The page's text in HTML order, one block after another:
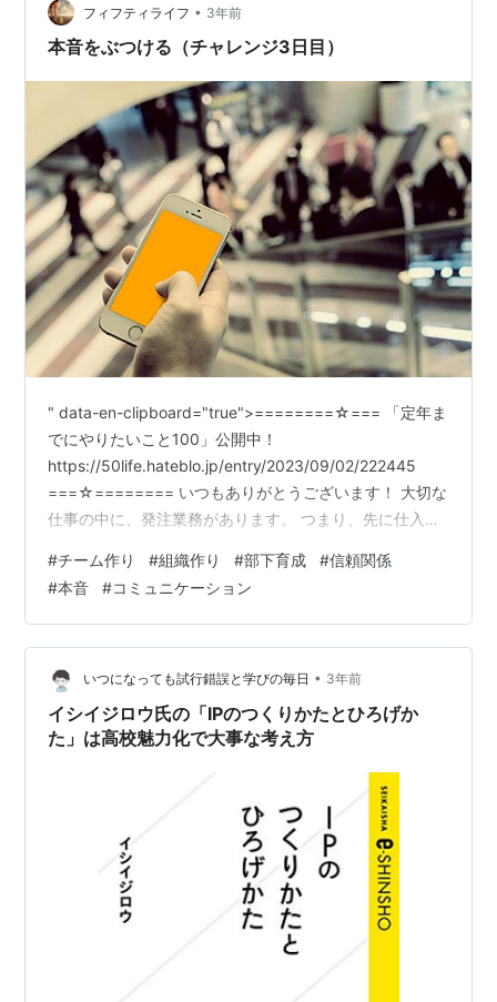
としての最適解を探索していきます。 そこで、今回はレ
バテックのシステム課題である「…
フィフティライフ • 3年前
本音をぶつける（チャレンジ3日目）
" data-en-clipboard="true">========☆=== 「定年ま
でにやりたいこと100」公開中！
https://50life.hateblo.jp/entry/2023/09/02/222445
===☆======== いつもありがとうございます！ 大切な
仕事の中に、発注業務があります。 つまり、先に仕入れ
す。 Pixabay その発注業務を、昇進欲のある部下に任せ
ています。 が、1度や2度ならいざ知らず、もう何回目か
わからないほど大きなミスを犯しました。 さすがにこれ
はちゃんと言わなければ。 そう決心し、時間をつく…
#チーム作り #組織作り #部下育成 #信頼関係
#本音 #コミュニケーション
いつになっても試行錯誤と学びの毎日 • 3年前
イシイジロウ氏の「IPのつくりかたとひろげか
た」は高校魅力化で大事な考え方